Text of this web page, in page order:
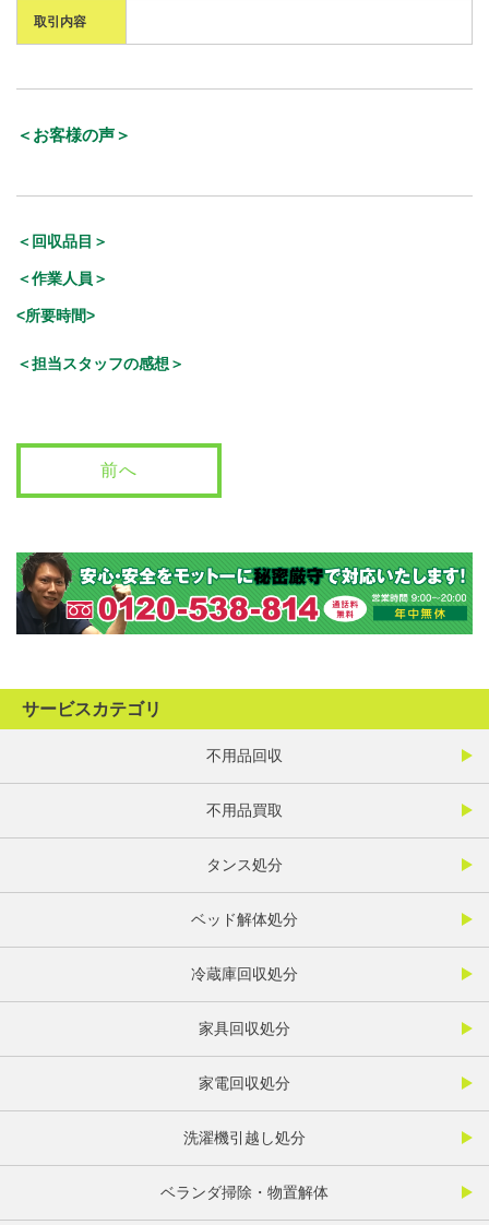
取引内容
＜お客様の声＞
＜回収品目＞
＜作業人員＞
<所要時間>
＜担当スタッフの感想＞
前へ
サービスカテゴリ
不用品回収
不用品買取
タンス処分
ベッド解体処分
冷蔵庫回収処分
家具回収処分
家電回収処分
洗濯機引越し処分
ベランダ掃除・物置解体